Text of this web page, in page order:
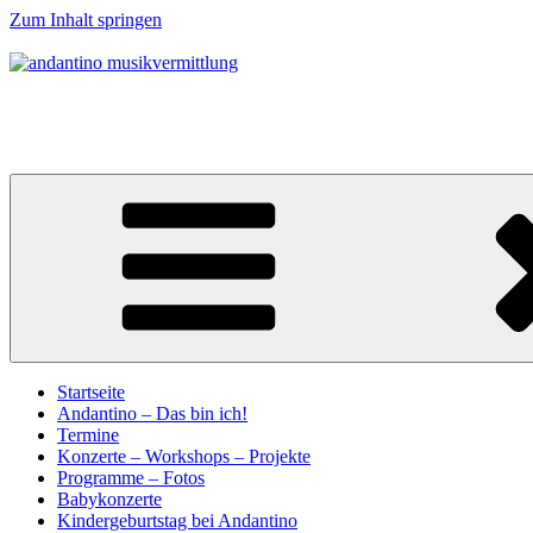
Zum Inhalt springen
Startseite
Andantino – Das bin ich!
Termine
Konzerte – Workshops – Projekte
Programme – Fotos
Babykonzerte
Kindergeburtstag bei Andantino